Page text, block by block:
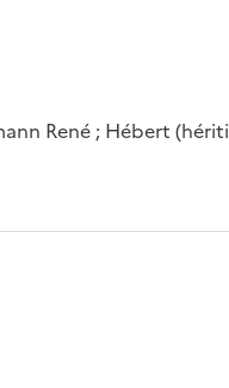
René ; Hébert